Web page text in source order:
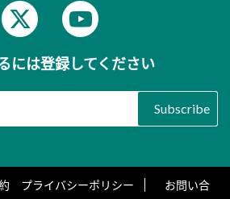
には登録してください
Subscribe
プライバシーポリシー
お問い合